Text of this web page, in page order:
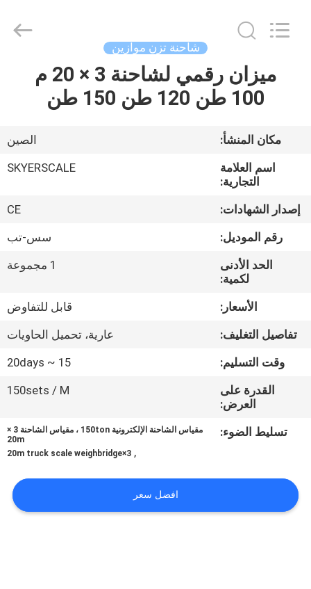
المنزل
فيديوهات
حولنا
جولة
المصنع
مراقبة
الجودة
اطلب
Co.,Limited.
شاحنة تزن موازين
ميزان رقمي لشاحنة 3 × 20 م
100 طن 120 طن 150 طن
مكان المنشأ:
الصين
اسم العلامة
التجارية:
SKYERSCALE
إصدار الشهادات:
CE
رقم الموديل:
سس-تب
الحد الأدنى
لكمية:
1 مجموعة
الأسعار:
قابل للتفاوض
تفاصيل التغليف:
عارية، تحميل الحاويات
وقت التسليم:
15 ~ 20days
القدرة على
العرض:
150sets / M
تسليط الضوء:
مقياس الشاحنة الإلكترونية 150ton ، مقياس الشاحنة 3 ×
20m
,
3×20m truck scale weighbridge
افضل سعر